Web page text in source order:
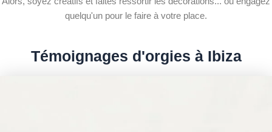
quelqu'un pour le faire à votre place.
Témoignages d'orgies à Ibiza